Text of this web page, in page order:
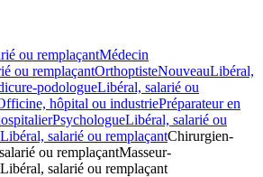
ou remplaçantMédecin
ou remplaçantOrthoptisteNouveauLibéral,
podologueLibéral, salarié ou
hôpital ou industriePréparateur en
PsychologueLibéral, salarié ou
Libéral, salarié ou remplaçantChirurgien-
ou remplaçantMasseur-
Libéral, salarié ou remplaçant